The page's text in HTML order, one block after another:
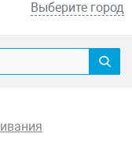
Выберите город